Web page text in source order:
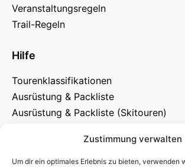
Zustimmung verwalten
Um dir ein optimales Erlebnis zu bieten, verwenden
Veranstaltungsregeln
Trail-Regeln
Hilfe
Tourenklassifikationen
Ausrüstung & Packliste
Ausrüstung & Packliste (Skitouren)